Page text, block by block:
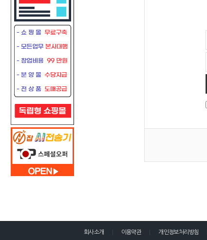
회사소개 이용약관 개인정보처리방침